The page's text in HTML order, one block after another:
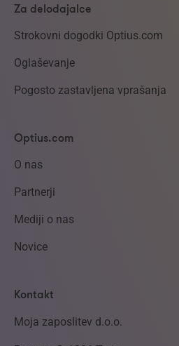
Za delodajalce
Strokovni dogodki Optius.com
Oglaševanje
Pogosto zastavljena vprašanja
Optius.com
O nas
Partnerji
Mediji o nas
Novice
Kontakt
Moja zaposlitev d.o.o.